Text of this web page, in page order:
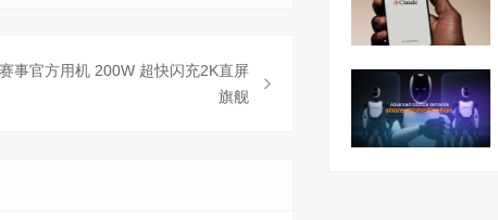
事官方用机 200W 超快闪充2K直屏
旗舰